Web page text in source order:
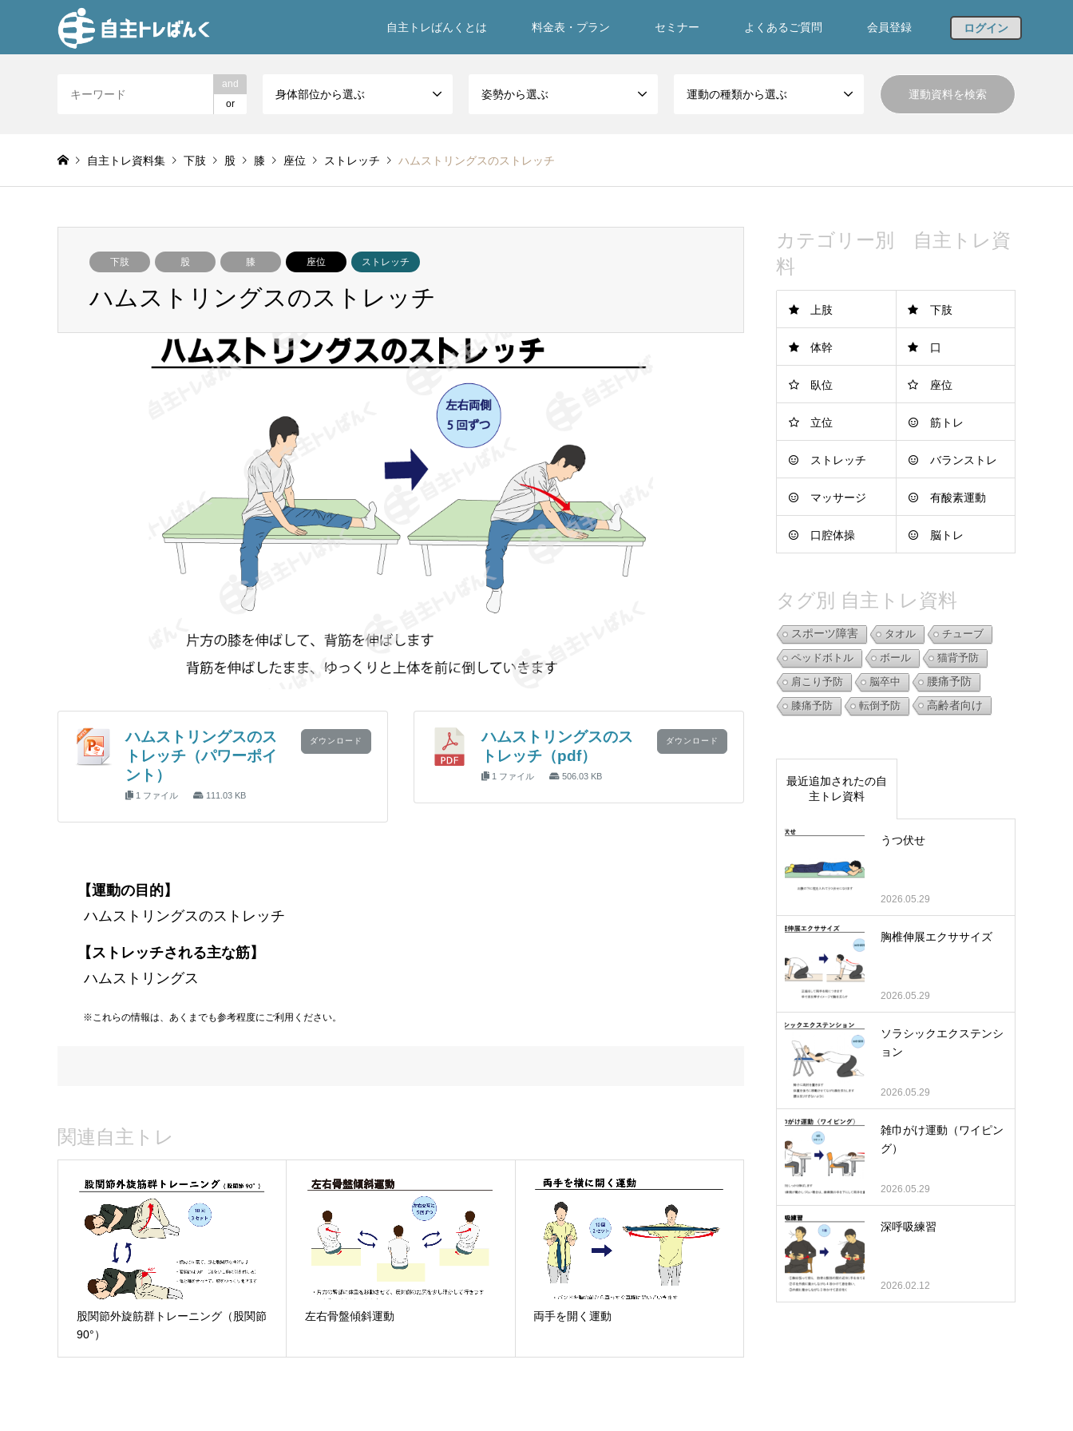
自主トレばんくとは 料金表・プラン セミナー よくあるご質問 会員登録 ログイン
and
or
身体部位から選ぶ 姿勢から選ぶ 運動の種類から選ぶ
自主トレ資料集 下肢 股 膝 座位 ストレッチ ハムストリングスのストレッチ
下肢 股 膝 座位 ストレッチ
ハムストリングスのストレッチ
ハムストリングスのス
トレッチ（パワーポイ
ント）
1 ファイル 111.03 KB
ダウンロード
ハムストリングスのス
トレッチ（pdf）
1 ファイル 506.03 KB
ダウンロード
【運動の目的】
ハムストリングスのストレッチ
【ストレッチされる主な筋】
ハムストリングス
※これらの情報は、あくまでも参考程度にご利用ください。
関連自主トレ
股関節外旋筋群トレーニング（股関節
90°）
左右骨盤傾斜運動 両手を開く運動
カテゴリー別 自主トレ資
料
上肢 下肢
体幹 口
臥位 座位
立位 筋トレ
ストレッチ バランストレ
ーニング
マッサージ 有酸素運動
口腔体操 脳トレ
タグ別 自主トレ資料
スポーツ障害 タオル
チューブ
ペッドボトル
ボール
猫背予防
肩こり予防
脳卒中
腰痛予防
膝痛予防
転倒予防 高齢者向け
最近追加されたの自
主トレ資料
うつ伏せ
2026.05.29
胸椎伸展エクササイズ
2026.05.29
ソラシックエクステンシ
ョン
2026.05.29
雑巾がけ運動（ワイピン
グ）
2026.05.29
深呼吸練習
2026.02.12